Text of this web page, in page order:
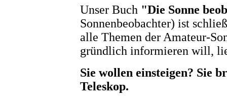
Unser Buch "Die Sonne
Sonnenbeobachter) ist
alle Themen der Amateur-
gründlich informieren will,
Sie wollen einsteigen? Sie
Teleskop.